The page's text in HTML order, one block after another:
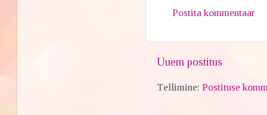
Postita kommentaar
Uuem postitus
Tellimine:Postituse